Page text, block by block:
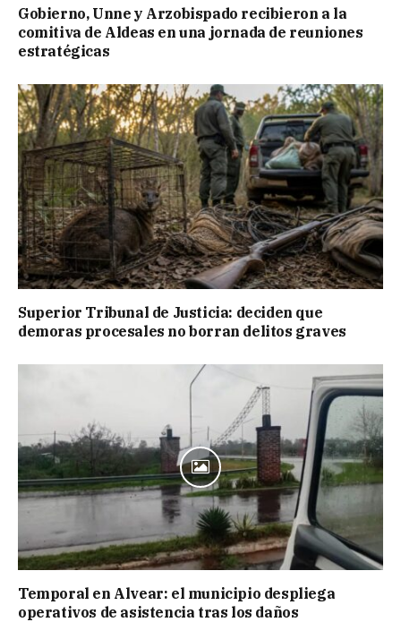
Gobierno, Unne y Arzobispado recibieron a la
comitiva de Aldeas en una jornada de reuniones
estratégicas
Superior Tribunal de Justicia: deciden que
demoras procesales no borran delitos graves
Temporal en Alvear: el municipio despliega
operativos de asistencia tras los daños